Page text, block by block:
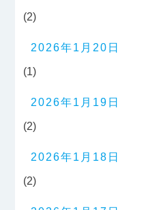
(2)
2026年1月20日
(1)
2026年1月19日
(2)
2026年1月18日
(2)